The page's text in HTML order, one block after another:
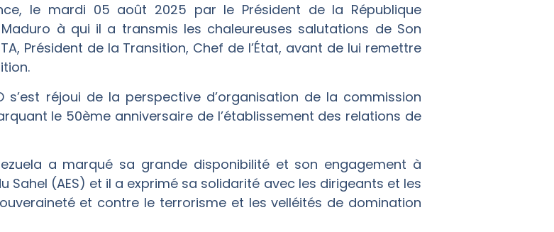
le mardi 05 août 2025 par le Président de la République
Maduro à qui il a transmis les chaleureuses salutations de Son
Président de la Transition, Chef de l’État, avant de lui remettre
s’est réjoui de la perspective d’organisation de la commission
le 50ème anniversaire de l’établissement des relations de
a marqué sa grande disponibilité et son engagement à
(AES) et il a exprimé sa solidarité avec les dirigeants et les
et contre le terrorisme et les velléités de domination